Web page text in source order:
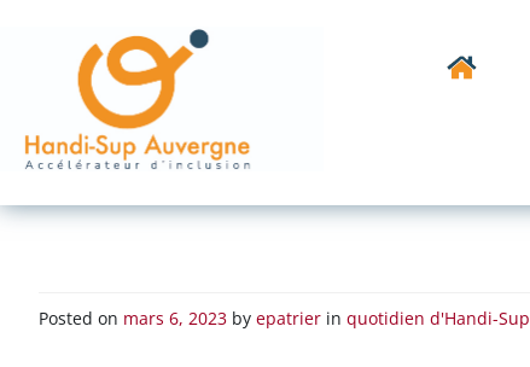
HANDI-SUP
AUVERGNE
Posted on mars 6, 2023 by epatrier in quotidien d'Handi-Sup